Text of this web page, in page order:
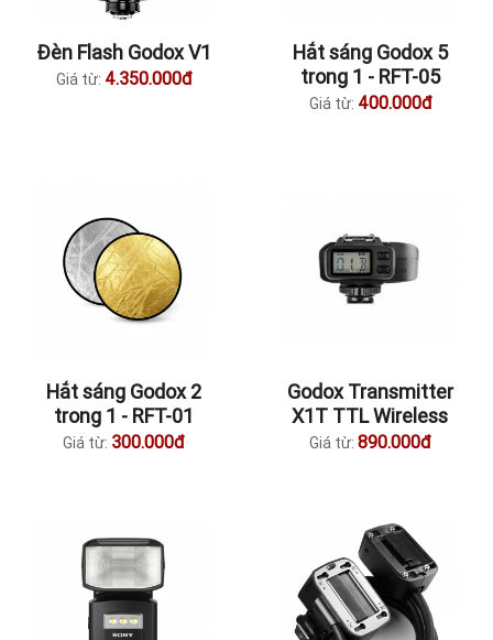
Đèn Flash Godox V1
Giá từ: 4.350.000đ
Hắt sáng Godox 5
trong 1 - RFT-05
Giá từ: 400.000đ
Hắt sáng Godox 2
trong 1 - RFT-01
Giá từ: 300.000đ
Godox Transmitter
X1T TTL Wireless
Giá từ: 890.000đ